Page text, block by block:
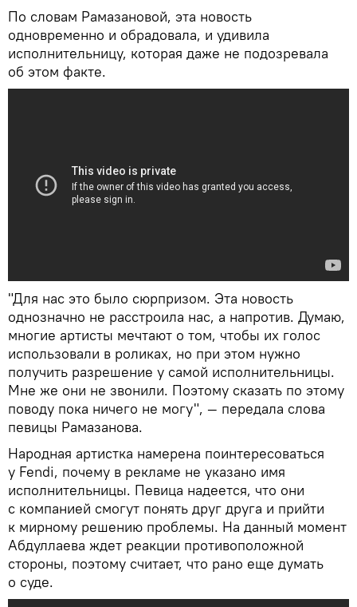
По словам Рамазановой, эта новость
одновременно и обрадовала, и удивила
исполнительницу, которая даже не подозревала
об этом факте.
"Для нас это было сюрпризом. Эта новость
однозначно не расстроила нас, а напротив. Думаю,
многие артисты мечтают о том, чтобы их голос
использовали в роликах, но при этом нужно
получить разрешение у самой исполнительницы.
Мне же они не звонили. Поэтому сказать по этому
поводу пока ничего не могу", — передала слова
певицы Рамазанова.
Народная артистка намерена поинтересоваться
у Fendi, почему в рекламе не указано имя
исполнительницы. Певица надеется, что они
с компанией смогут понять друг друга и прийти
к мирному решению проблемы. На данный момент
Абдуллаева ждет реакции противоположной
стороны, поэтому считает, что рано еще думать
о суде.